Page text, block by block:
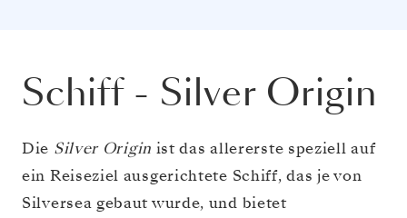
Schiff- Silver Origin
Die Silver Origin ist das allererste speziell auf
ein Reiseziel ausgerichtete Schiff, das je von
Silversea gebaut wurde, und bietet